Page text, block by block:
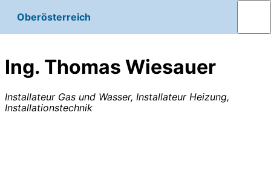
Oberösterreich
Ing. Thomas Wiesauer
Installateur Gas und Wasser, Installateur Heizung,
Installationstechnik